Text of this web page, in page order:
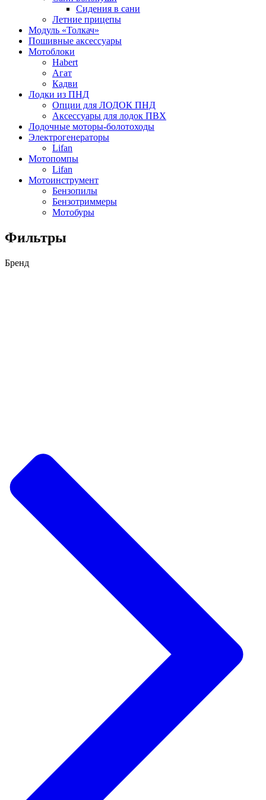
Сидения в сани
Летние прицепы
Модуль «Толкач»
Пошивные аксессуары
Мотоблоки
Habert
Агат
Кадви
Лодки из ПНД
Опции для ЛОДОК ПНД
Аксессуары для лодок ПВХ
Лодочные моторы-болотоходы
Электрогенераторы
Lifan
Мотопомпы
Lifan
Мотоинструмент
Бензопилы
Бензотриммеры
Мотобуры
Фильтры
Бренд